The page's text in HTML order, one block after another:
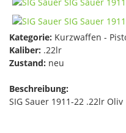
Kategorie: Kurzwaffen -
Kaliber: .22lr
Zustand: neu
Beschreibung:
SIG Sauer 1911-22 .22lr Oliv